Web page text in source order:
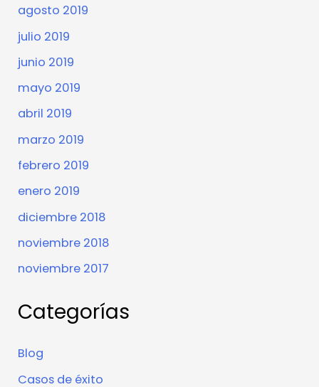
agosto 2019
julio 2019
junio 2019
mayo 2019
abril 2019
marzo 2019
febrero 2019
enero 2019
diciembre 2018
noviembre 2018
noviembre 2017
Categorías
Blog
Casos de éxito